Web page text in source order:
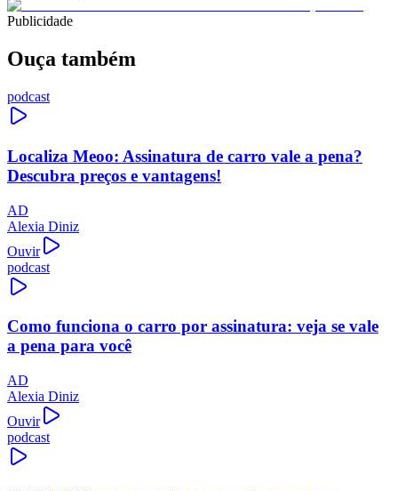
Publicidade
Ouça também
podcast
Localiza Meoo: Assinatura de carro vale a pena?
Descubra preços e vantagens!
AD
Alexia Diniz
Ouvir
podcast
Como funciona o carro por assinatura: veja se vale
a pena para você
AD
Alexia Diniz
Ouvir
podcast